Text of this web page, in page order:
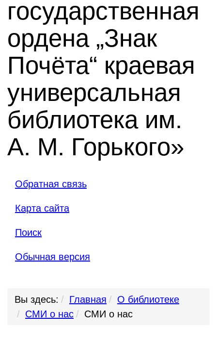
государственная
ордена „Знак
Почёта“ краевая
универсальная
библиотека им.
А. М. Горького»
Обратная связь
Карта сайта
Поиск
Обычная версия
Вы здесь: Главная
О библиотеке
СМИ о нас
СМИ о нас